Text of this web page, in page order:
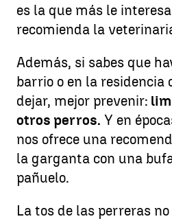
es la que más le
recomienda la
Además, si sabes que
barrio o en la residencia
dejar, mejor prevenir:
otros perros. Y en
nos ofrece una
la garganta con una
pañuelo.
La tos de las perreras